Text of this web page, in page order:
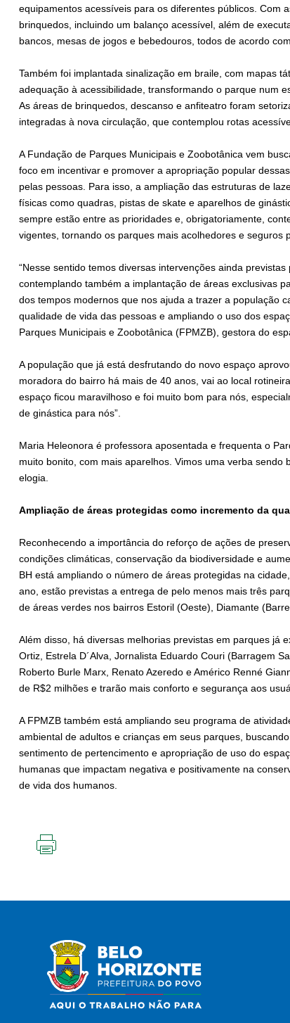
equipamentos acessíveis para os diferentes públicos. Com
brinquedos, incluindo um balanço acessível, além de
bancos, mesas de jogos e bebedouros, todos de acordo
Também foi implantada sinalização em braile, com mapas
adequação à acessibilidade, transformando o parque num
As áreas de brinquedos, descanso e anfiteatro foram
integradas à nova circulação, que contemplou rotas
A Fundação de Parques Municipais e Zoobotânica vem
foco em incentivar e promover a apropriação popular
pelas pessoas. Para isso, a ampliação das estruturas de
físicas como quadras, pistas de skate e aparelhos de
sempre estão entre as prioridades e, obrigatoriamente,
vigentes, tornando os parques mais acolhedores e seguros
“Nesse sentido temos diversas intervenções ainda
contemplando também a implantação de áreas exclusivas
dos tempos modernos que nos ajuda a trazer a população
qualidade de vida das pessoas e ampliando o uso dos
Parques Municipais e Zoobotânica (FPMZB), gestora do
A população que já está desfrutando do novo espaço
moradora do bairro há mais de 40 anos, vai ao local
espaço ficou maravilhoso e foi muito bom para nós,
de ginástica para nós”.
Maria Heleonora é professora aposentada e frequenta o
muito bonito, com mais aparelhos. Vimos uma verba sendo
elogia.
Ampliação de áreas protegidas como incremento da
Reconhecendo a importância do reforço de ações de
condições climáticas, conservação da biodiversidade e
BH está ampliando o número de áreas protegidas na
ano, estão previstas a entrega de pelo menos mais três
de áreas verdes nos bairros Estoril (Oeste), Diamante
Além disso, há diversas melhorias previstas em parques já
Ortiz, Estrela D´Alva, Jornalista Eduardo Couri (Barragem
Roberto Burle Marx, Renato Azeredo e Américo Renné
de R$2 milhões e trarão mais conforto e segurança aos
A FPMZB também está ampliando seu programa de
ambiental de adultos e crianças em seus parques,
sentimento de pertencimento e apropriação de uso do
humanas que impactam negativa e positivamente na
de vida dos humanos.